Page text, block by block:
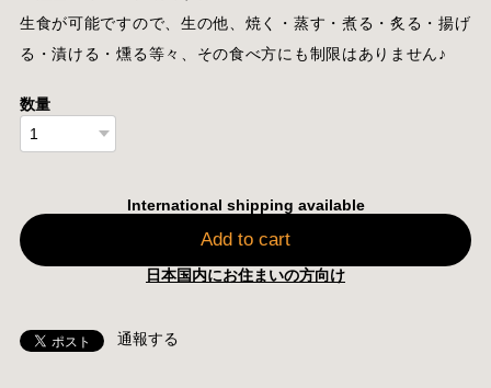
生食が可能ですので、生の他、焼く・蒸す・煮る・炙る・揚げ
る・漬ける・燻る等々、その食べ方にも制限はありません♪
数量
International shipping available
Add to cart
日本国内にお住まいの方向け
通報する